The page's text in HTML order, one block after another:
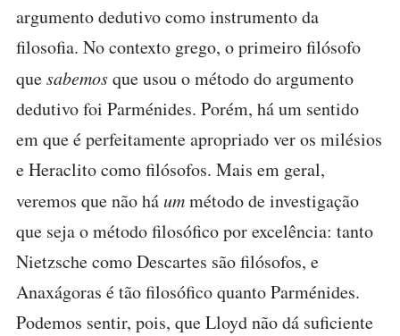
argumento dedutivo como instrumento da
filosofia. No contexto grego, o primeiro filósofo
quesabemosque usou o método do argumento
dedutivo foi Parménides. Porém, há um sentido
em que é perfeitamente apropriado ver os milésios
e Heraclito como filósofos. Mais em geral,
veremos que não háummétodo de investigação
que seja o método filosófico por excelência: tanto
Nietzsche como Descartes são filósofos, e
Anaxágoras é tão filosófico quanto Parménides.
Podemos sentir, pois, que Lloyd não dá suficiente